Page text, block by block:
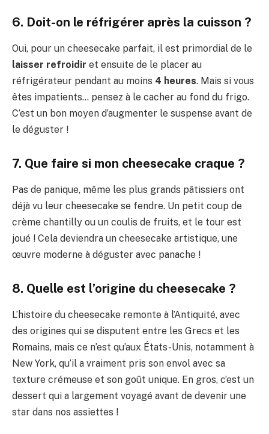
6. Doit-on le réfrigérer après la cuisson ?
Oui, pour un cheesecake parfait, il est primordial de le
laisser refroidir et ensuite de le placer au
réfrigérateur pendant au moins 4 heures. Mais si vous
êtes impatients… pensez à le cacher au fond du frigo.
C’est un bon moyen d’augmenter le suspense avant de
le déguster !
7. Que faire si mon cheesecake craque ?
Pas de panique, même les plus grands pâtissiers ont
déjà vu leur cheesecake se fendre. Un petit coup de
crème chantilly ou un coulis de fruits, et le tour est
joué ! Cela deviendra un cheesecake artistique, une
œuvre moderne à déguster avec panache !
8. Quelle est l’origine du cheesecake ?
L’histoire du cheesecake remonte à l’Antiquité, avec
des origines qui se disputent entre les Grecs et les
Romains, mais ce n’est qu’aux États-Unis, notamment à
New York, qu’il a vraiment pris son envol avec sa
texture crémeuse et son goût unique. En gros, c’est un
dessert qui a largement voyagé avant de devenir une
star dans nos assiettes !